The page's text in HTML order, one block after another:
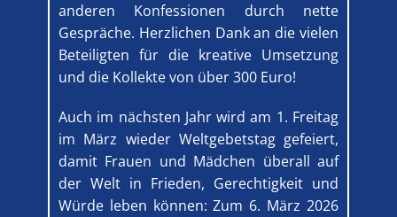
anderen Konfessionen durch nette
Gespräche. Herzlichen Dank an die vielen
Beteiligten für die kreative Umsetzung
und die Kollekte von über 300 Euro!
Auch im nächsten Jahr wird am 1. Freitag
im März wieder Weltgebetstag gefeiert,
damit Frauen und Mädchen überall auf
der Welt in Frieden, Gerechtigkeit und
Würde leben können: Zum 6. März 2026